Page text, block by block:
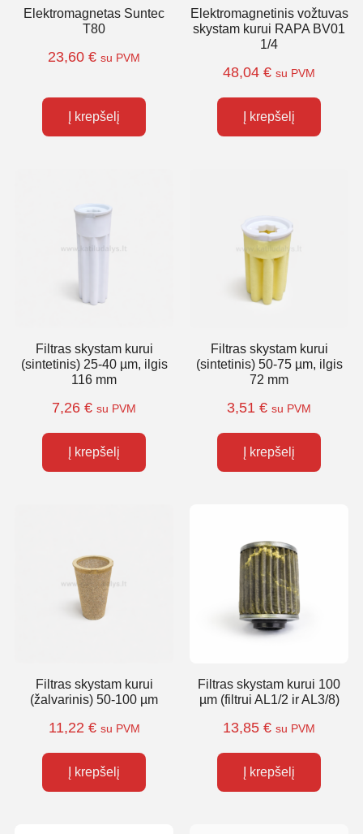
Elektromagnetas Suntec
T80
23,60 € su PVM
Į krepšelį
Elektromagnetinis vožtuvas
skystam kurui RAPA BV01
1/4
48,04 € su PVM
Į krepšelį
Filtras skystam kurui
(sintetinis) 25-40 µm, ilgis
116 mm
7,26 € su PVM
Į krepšelį
Filtras skystam kurui
(sintetinis) 50-75 µm, ilgis
72 mm
3,51 € su PVM
Į krepšelį
Filtras skystam kurui
(žalvarinis) 50-100 µm
11,22 € su PVM
Į krepšelį
Filtras skystam kurui 100
µm (filtrui AL1/2 ir AL3/8)
13,85 € su PVM
Į krepšelį